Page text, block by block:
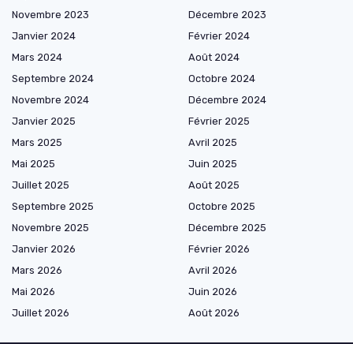
Novembre 2023
Décembre 2023
Janvier 2024
Février 2024
Mars 2024
Août 2024
Septembre 2024
Octobre 2024
Novembre 2024
Décembre 2024
Janvier 2025
Février 2025
Mars 2025
Avril 2025
Mai 2025
Juin 2025
Juillet 2025
Août 2025
Septembre 2025
Octobre 2025
Novembre 2025
Décembre 2025
Janvier 2026
Février 2026
Mars 2026
Avril 2026
Mai 2026
Juin 2026
Juillet 2026
Août 2026